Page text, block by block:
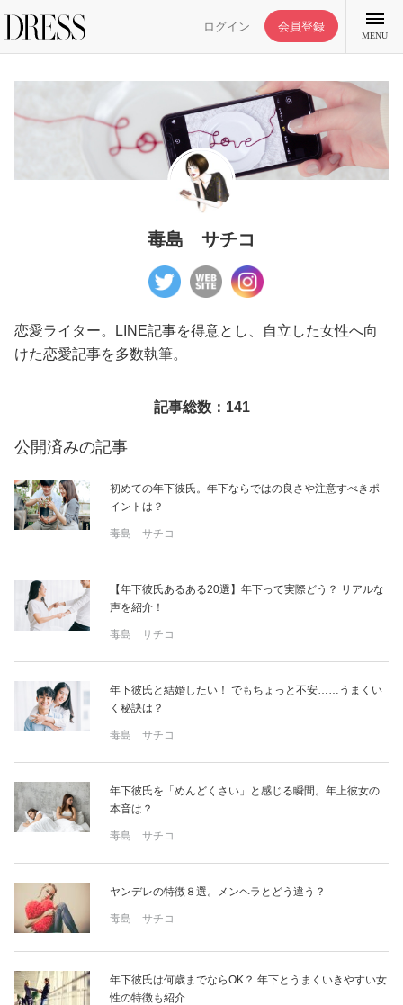
ログイン 会員登録
MENU
ライフスタイル
ファッション
恋愛/結婚/離婚
美容/健康
ワークスタイル
妊娠/出産/家族
ココロ/カラダ
トラベル
占い
性と愛
ゲーム
毒島 サチコ
恋愛ライター。LINE記事を得意とし、自立した女性へ向
けた恋愛記事を多数執筆。
記事総数：141
公開済みの記事
初めての年下彼氏。年下ならではの良さや注意すべきポ
イントは？
毒島 サチコ
【年下彼氏あるある20選】年下って実際どう？ リアルな
声を紹介！
毒島 サチコ
年下彼氏と結婚したい！ でもちょっと不安……うまくい
く秘訣は？
毒島 サチコ
年下彼氏を「めんどくさい」と感じる瞬間。年上彼女の
本音は？
毒島 サチコ
ヤンデレの特徴８選。メンヘラとどう違う？
毒島 サチコ
年下彼氏は何歳までならOK？ 年下とうまくいきやすい女
性の特徴も紹介